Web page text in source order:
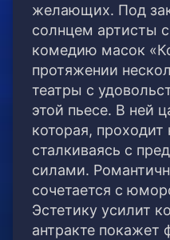
желающих. Под
солнцем артисты
комедию масок
протяжении
театры с
этой пьесе. В ней
которая,
сталкиваясь с
силами.
сочетается с
Эстетику усилит
антракте